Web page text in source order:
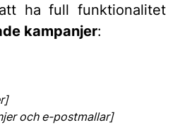
ha full funktionalitet
kampanjer:
och e-postmallar]